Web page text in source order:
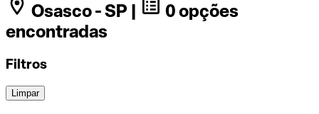
Osasco - SP |
0 opções
encontradas
Filtros
Limpar